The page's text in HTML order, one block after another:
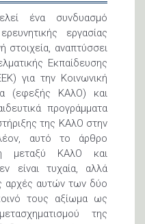
ένα συνδυασμό
εργασίας
αναπτύσσει
Εκπαίδευσης
για την Κοινωνική
(εφεξής ΚΑλΟ) και
προγράμματα
της ΚΑλΟ στην
αυτό το άρθρο
μεταξύ ΚΑλΟ και
είναι τυχαία, αλλά
αρχές αυτών των δύο
τους αξίωμα ως
της